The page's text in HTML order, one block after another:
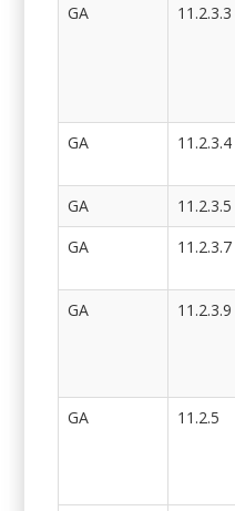
GA
11.2.3.3
GA
11.2.3.4
GA
11.2.3.5
GA
11.2.3.7
GA
11.2.3.9
GA
11.2.5